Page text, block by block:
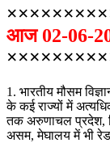
आज 02-06-
1. भारतीय मौसम
के कई राज्यों में
तक अरुणाचल प्रदेश,
असम, मेघालय में भी रेड